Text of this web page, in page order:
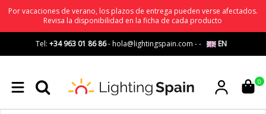
Por vacaciones de verano, los plazos de entrega pueden verse afectados.
Revisa la disponibilidad en la ficha de cada producto
Tel: +34 963 01 86 86-hola@lightingspain.com -- EN
0